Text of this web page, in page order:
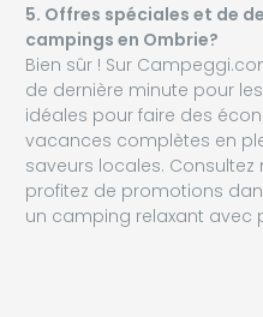
5. Offres spéciales et de
campings en Ombrie?
Bien sûr ! Sur
de dernière minute pour
idéales pour faire des
vacances complètes en
saveurs locales.
profitez de promotions
un camping relaxant avec